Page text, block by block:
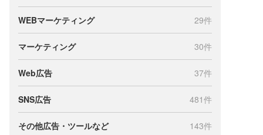
WEBマーケティング 29件
マーケティング 30件
Web広告 37件
SNS広告 481件
その他広告・ツールなど 143件